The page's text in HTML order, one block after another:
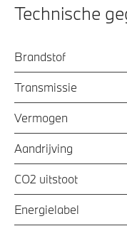
Technische
Brandstof
Transmissie
Vermogen
Aandrijving
CO2 uitstoot
Energielabel